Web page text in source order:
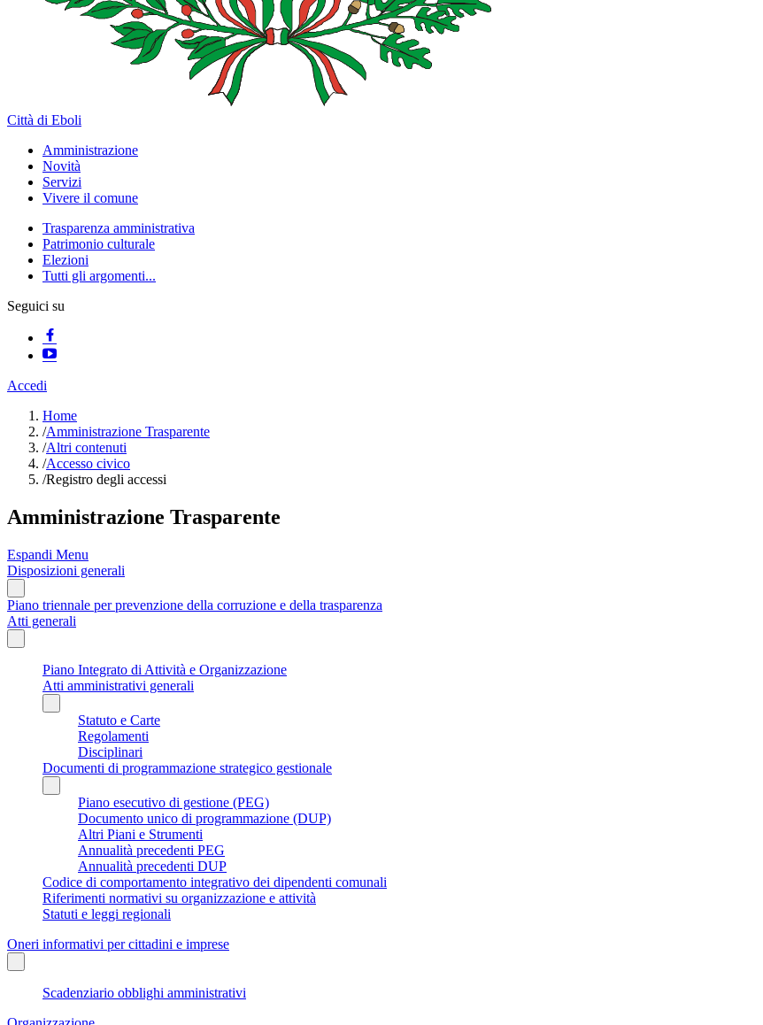
Città di Eboli
Amministrazione
Novità
Servizi
Vivere il comune
Trasparenza amministrativa
Patrimonio culturale
Elezioni
Tutti gli argomenti...
Seguici su
Accedi
Home
/Amministrazione Trasparente
/Altri contenuti
/Accesso civico
/Registro degli accessi
Amministrazione Trasparente
Espandi Menu
Disposizioni generali
Piano triennale per prevenzione della corruzione e della trasparenza
Atti generali
Piano Integrato di Attività e Organizzazione
Atti amministrativi generali
Statuto e Carte
Regolamenti
Disciplinari
Documenti di programmazione strategico gestionale
Piano esecutivo di gestione (PEG)
Documento unico di programmazione (DUP)
Altri Piani e Strumenti
Annualità precedenti PEG
Annualità precedenti DUP
Codice di comportamento integrativo dei dipendenti comunali
Riferimenti normativi su organizzazione e attività
Statuti e leggi regionali
Oneri informativi per cittadini e imprese
Scadenziario obblighi amministrativi